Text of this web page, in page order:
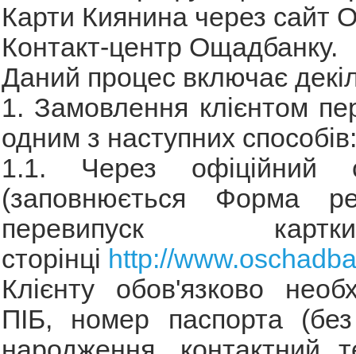
Карти Киянина через сайт
Контакт-центр Ощадбанку.
Даний процес включає
1. Замовлення клієнтом
одним з наступних способів:
1.1. Через офіційний
(заповнюється Форма
перевипуск
сторінці http://
Клієнту обов'язково
ПІБ, номер паспорта (без